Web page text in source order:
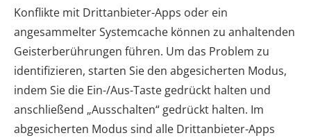
Konflikte mit Drittanbieter-Apps oder ein
angesammelter Systemcache können zu anhaltenden
Geisterberührungen führen. Um das Problem zu
identifizieren, starten Sie den abgesicherten Modus,
indem Sie die Ein-/Aus-Taste gedrückt halten und
anschließend „Ausschalten“ gedrückt halten. Im
abgesicherten Modus sind alle Drittanbieter-Apps